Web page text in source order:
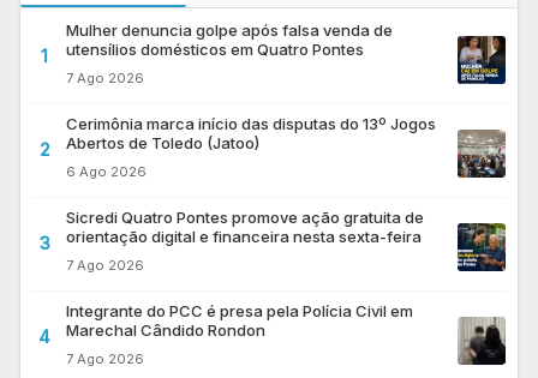
1
Mulher denuncia golpe após falsa venda de
utensílios domésticos em Quatro Pontes
7 Ago 2026
2
Cerimônia marca início das disputas do 13º Jogos
Abertos de Toledo (Jatoo)
6 Ago 2026
3
Sicredi Quatro Pontes promove ação gratuita de
orientação digital e financeira nesta sexta-feira
7 Ago 2026
4
Integrante do PCC é presa pela Polícia Civil em
Marechal Cândido Rondon
7 Ago 2026